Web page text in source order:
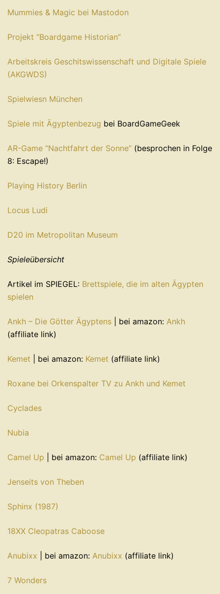
Mummies & Magic bei Mastodon
Projekt “Boardgame Historian”
Arbeitskreis Geschitswissenschaft und Digitale Spiele
(AKGWDS)
Spielwiesn München
Spiele mit Ägyptenbezug bei BoardGameGeek
AR-Game “Nachtfahrt der Sonne” (besprochen in Folge
8: Escape!)
Playing History Berlin
Locus Ludi
D20 im Metropolitan Museum
Spieleübersicht
Artikel im SPIEGEL: Brettspiele, die im alten Ägypten
spielen
Ankh – Die Götter Ägyptens | bei amazon: Ankh
(affiliate link)
Kemet | bei amazon: Kemet (affiliate link)
Roxane bei Orkenspalter TV zu Ankh und Kemet
Cyclades
Nubia
Camel Up | bei amazon: Camel Up (affiliate link)
Jenseits von Theben
Sphinx (1987)
18XX Cleopatras Caboose
Anubixx | bei amazon: Anubixx (affiliate link)
7 Wonders